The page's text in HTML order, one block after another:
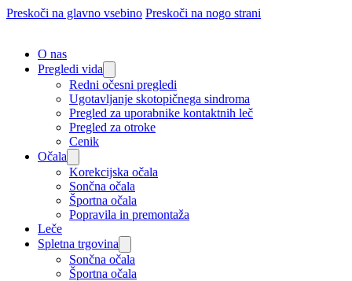
Preskoči na glavno vsebino Preskoči na nogo strani
O nas
Pregledi vida
Redni očesni pregledi
Ugotavljanje skotopičnega sindroma
Pregled za uporabnike kontaktnih leč
Pregled za otroke
Cenik
Očala
Korekcijska očala
Sončna očala
Športna očala
Popravila in premontaža
Leče
Spletna trgovina
Sončna očala
Športna očala